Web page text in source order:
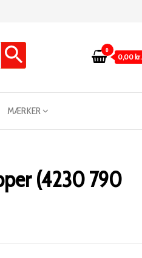
0
0,00 kr.
MÆRKER
(4230 790